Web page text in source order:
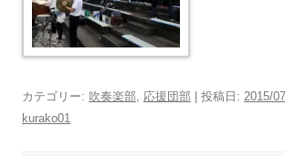
カテゴリー: 吹奏楽部 応援団部 | 投稿日: 2015/
kurako01